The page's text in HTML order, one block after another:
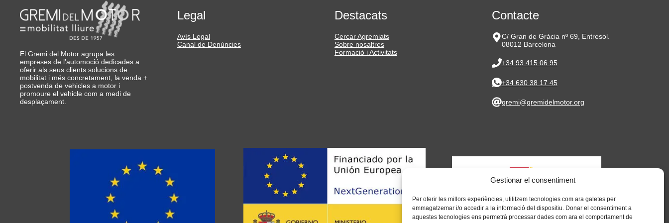
Gestionar el consentiment
Per oferir les millors experiències, utilitzem tecnologies com ara galetes per
emmagatzemar i/o accedir a la informació del dispositiu. Donar el consentiment a
aquestes tecnologies ens permetrà processar dades com ara el comportament de
El Gremi del Motor agrupa les
empreses de l’automoció dedicades a
oferir als seus clients solucions de
mobilitat i més concretament, la venda +
postvenda de vehicles a motor i
promoure el vehicle com a medi de
desplaçament.
Legal
Avís Legal
Canal de Denúncies
Destacats
Cercar Agremiats
Sobre nosaltres
Formació i Activitats
Contacte
C/ Gran de Gràcia nº 69, Entresol.
08012 Barcelona
+34 93 415 06 95
+34 630 38 17 45
gremi@gremidelmotor.org